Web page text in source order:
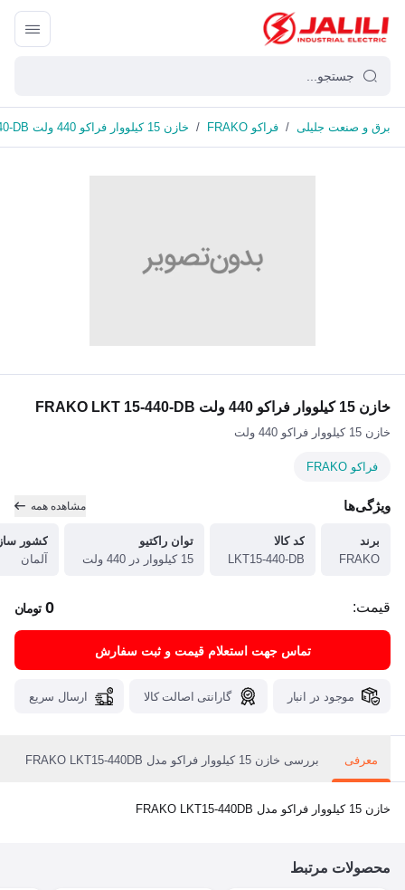
برق و صنعت جلیلی / فراکو FRAKO / خازن 15 کیلووار فراکو 440 ولت FRAKO LKT 15-440-DB
خازن 15 کیلووار فراکو 440 ولت FRAKO LKT 15-440-DB
خازن 15 کیلووار فراکو 440 ولت
فراکو FRAKO
ویژگی‌ها مشاهده همه
برند
FRAKO
کد کالا
LKT15-440-DB
توان راکتیو
15 کیلووار در 440 ولت
کشور
آلمان
قیمت: 0 تومان
تماس جهت استعلام قیمت و ثبت سفارش
موجود در انبار گارانتی اصالت کالا ارسال سریع
معرفی بررسی خازن 15 کیلووار فراکو مدل FRAKO LKT15-440DB
خازن 15 کیلووار فراکو مدل FRAKO LKT15-440DB
محصولات مرتبط